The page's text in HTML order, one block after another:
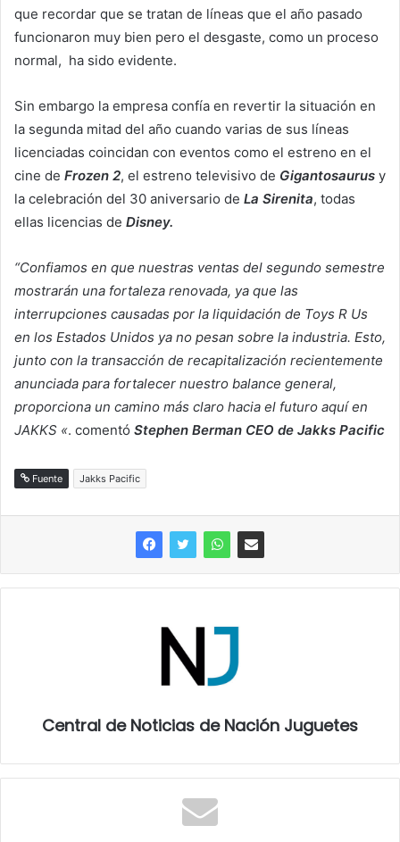
que recordar que se tratan de líneas que el año pasado
funcionaron muy bien pero el desgaste, como un proceso
normal, ha sido evidente.
Sin embargo la empresa confía en revertir la situación en
la segunda mitad del año cuando varias de sus líneas
licenciadas coincidan con eventos como el estreno en el
cine de Frozen 2, el estreno televisivo de Gigantosaurus y
la celebración del 30 aniversario de La Sirenita, todas
ellas licencias de Disney.
“Confiamos en que nuestras ventas del segundo semestre
mostrarán una fortaleza renovada, ya que las
interrupciones causadas por la liquidación de Toys R Us
en los Estados Unidos ya no pesan sobre la industria. Esto,
junto con la transacción de recapitalización recientemente
anunciada para fortalecer nuestro balance general,
proporciona un camino más claro hacia el futuro aquí en
JAKKS «. comentó Stephen Berman CEO de Jakks Pacific
Fuente Jakks Pacific
Central de Noticias de Nación Juguetes